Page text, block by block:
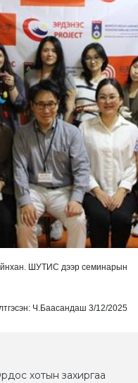
ШУТИС дээр семинарын
Ч.Баасандаш 3/12/2025
хотын захиргаа